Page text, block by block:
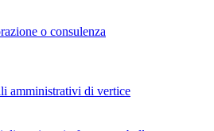
o consulenza
amministrativi di vertice